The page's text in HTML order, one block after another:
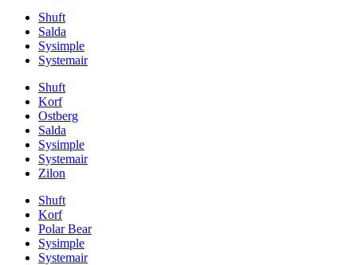
Shuft
Salda
Sysimple
Systemair
Shuft
Korf
Ostberg
Salda
Sysimple
Systemair
Zilon
Shuft
Korf
Polar Bear
Sysimple
Systemair